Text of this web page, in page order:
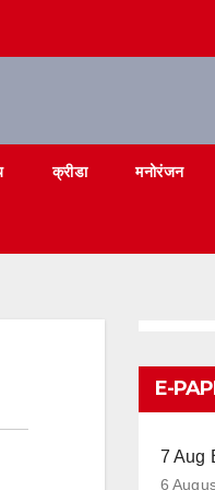
क्रीडा मनोरंजन
E-
7 Aug
6